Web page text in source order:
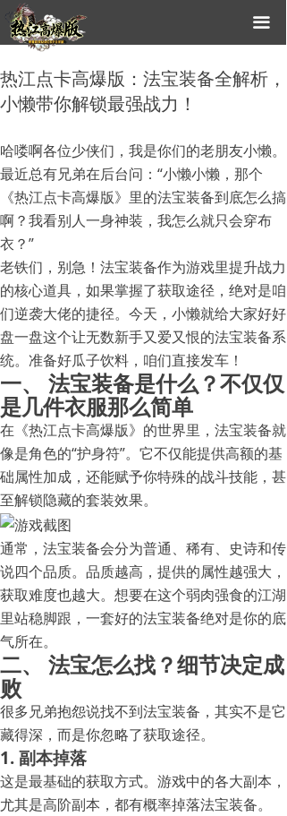
끀
热江点卡高爆版：法宝装备全解析，
小懒带你解锁最强战力！
哈喽啊各位少侠们，我是你们的老朋友小懒。
最近总有兄弟在后台问：“小懒小懒，那个
《热江点卡高爆版》里的法宝装备到底怎么搞
啊？我看别人一身神装，我怎么就只会穿布
衣？”
老铁们，别急！法宝装备作为游戏里提升战力
的核心道具，如果掌握了获取途径，绝对是咱
们逆袭大佬的捷径。今天，小懒就给大家好好
盘一盘这个让无数新手又爱又恨的法宝装备系
统。准备好瓜子饮料，咱们直接发车！
一、 法宝装备是什么？不仅仅
是几件衣服那么简单
在《热江点卡高爆版》的世界里，法宝装备就
像是角色的“护身符”。它不仅能提供高额的基
础属性加成，还能赋予你特殊的战斗技能，甚
至解锁隐藏的套装效果。
通常，法宝装备会分为普通、稀有、史诗和传
说四个品质。品质越高，提供的属性越强大，
获取难度也越大。想要在这个弱肉强食的江湖
里站稳脚跟，一套好的法宝装备绝对是你的底
气所在。
二、 法宝怎么找？细节决定成
败
很多兄弟抱怨说找不到法宝装备，其实不是它
藏得深，而是你忽略了获取途径。
1. 副本掉落
这是最基础的获取方式。游戏中的各大副本，
尤其是高阶副本，都有概率掉落法宝装备。